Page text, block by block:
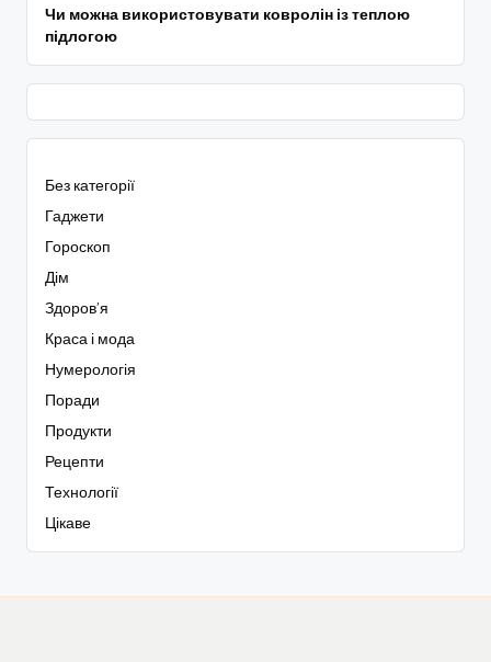
Чи можна використовувати ковролін із теплою
підлогою
Без категорії
Гаджети
Гороскоп
Дім
Здоров’я
Краса і мода
Нумерологія
Поради
Продукти
Рецепти
Технології
Цікаве